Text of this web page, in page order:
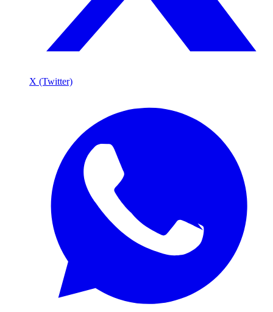
X (Twitter)